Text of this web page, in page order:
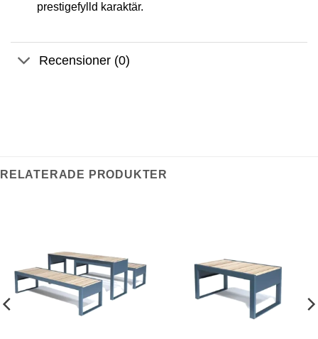
prestigefylld karaktär.
Recensioner (0)
RELATERADE PRODUKTER